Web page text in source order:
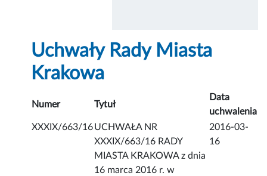
Uchwały Rady Miasta
Krakowa
Numer Tytuł
Data
uchwalenia
XXXIX/663/16UCHWAŁA NR
XXXIX/663/16 RADY
MIASTA KRAKOWA z dnia
16 marca 2016 r. w
2016-03-
16